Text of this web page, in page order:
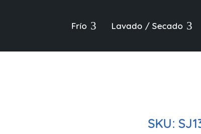
3
Frío 3
Lavado / Secado
SKU: